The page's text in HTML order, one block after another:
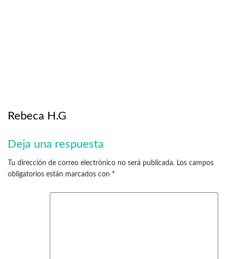
Rebeca H.G
Deja una respuesta
Tu dirección de correo electrónico no será publicada. Los campos
obligatorios están marcados con *